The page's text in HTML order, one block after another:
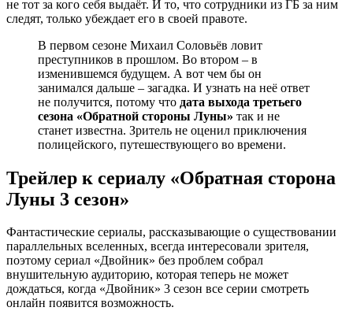
не тот за кого себя выдаёт. И то, что сотрудники из ГБ за ним
следят, только убеждает его в своей правоте.
В первом сезоне Михаил Соловьёв ловит
преступников в прошлом. Во втором – в
изменившемся будущем. А вот чем бы он
занимался дальше – загадка. И узнать на неё ответ
не получится, потому что дата выхода третьего
сезона «Обратной стороны Луны» так и не
станет известна. Зритель не оценил приключения
полицейского, путешествующего во времени.
Трейлер к сериалу «Обратная сторона
Луны 3 сезон»
Фантастические сериалы, рассказывающие о существовании
параллельных вселенных, всегда интересовали зрителя,
поэтому сериал «Двойник» без проблем собрал
внушительную аудиторию, которая теперь не может
дождаться, когда «Двойник» 3 сезон все серии смотреть
онлайн появится возможность.